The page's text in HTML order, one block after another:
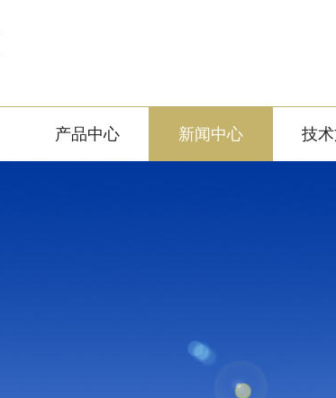
产品中心 新闻中心 技